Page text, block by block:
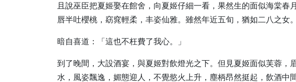
且說巫臣把夏姬娶在館舍，向夏姬仔細一看，果然生的面似海棠春
唇半吐櫻桃，窈窕輕柔，丰姿仙雅。雖然年近五旬，猶如二八之女。
暗自喜道：「這也不枉費了我心。」
到了晚間，大設酒宴，與夏姬對飲燈光之下。但見夏姬面似芙蓉，
水，風姿飄逸，媚態迎人，不覺慾火上升，塵柄昂然挺起，飲酒中